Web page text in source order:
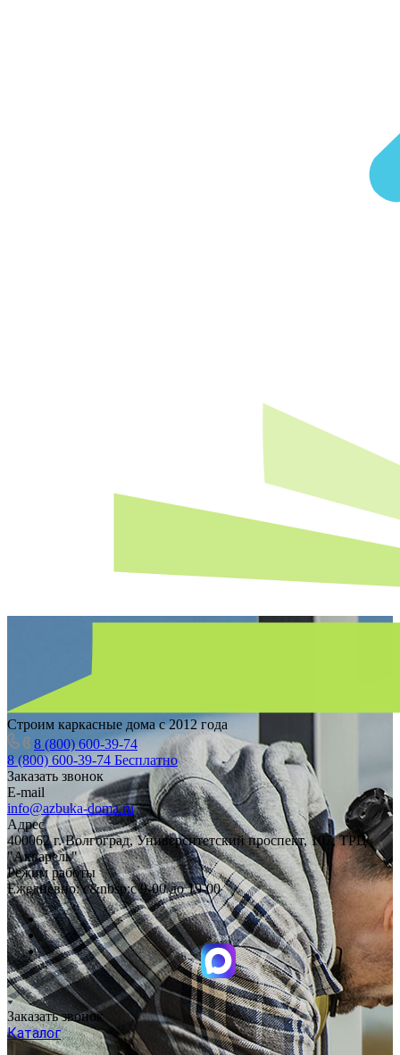
Строим каркасные дома с 2012 года
8 (800) 600-39-74
8 (800) 600-39-74 Бесплатно
Заказать звонок
E-mail
info@azbuka-doma.ru
Адрес
400062 г. Волгоград, Университетский проспект, 107, ТРЦ
"Акварель"
Режим работы
Ежедневно: с&nbsp;с 9-00 до 19-00
Заказать звонок
Каталог